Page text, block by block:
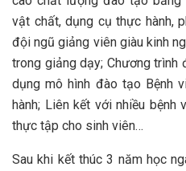
vật chất, dụng cụ thực hành,
đội ngũ giảng viên giàu kinh
trong giảng dạy; Chương trình
dụng mô hình đào tạo Bệnh
hành; Liên kết với nhiều
thực tập cho sinh viên…
Sau khi kết thúc 3 năm học